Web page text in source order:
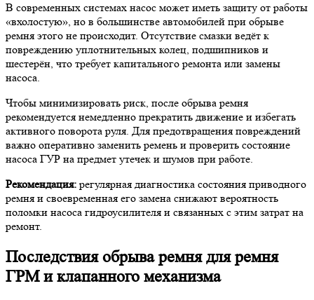
В современных системах насос может иметь защиту от работы
«вхолостую», но в большинстве автомобилей при обрыве
ремня этого не происходит. Отсутствие смазки ведёт к
повреждению уплотнительных колец, подшипников и
шестерён, что требует капитального ремонта или замены
насоса.
Чтобы минимизировать риск, после обрыва ремня
рекомендуется немедленно прекратить движение и избегать
активного поворота руля. Для предотвращения повреждений
важно оперативно заменить ремень и проверить состояние
насоса ГУР на предмет утечек и шумов при работе.
Рекомендация: регулярная диагностика состояния приводного
ремня и своевременная его замена снижают вероятность
поломки насоса гидроусилителя и связанных с этим затрат на
ремонт.
Последствия обрыва ремня для ремня
ГРМ и клапанного механизма